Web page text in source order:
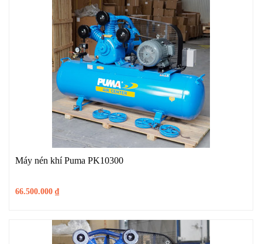
Máy nén khí Puma PK10300
66.500.000 ₫